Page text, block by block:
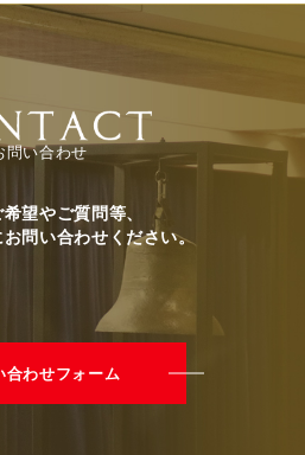
問い合わせ
望やご質問等、
問い合わせください。
合わせフォーム